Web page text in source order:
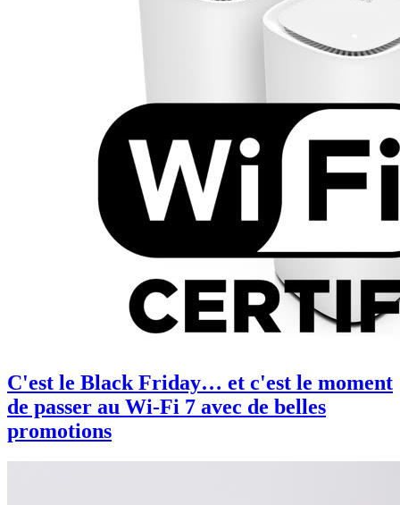
C'est le Black Friday… et c'est le moment
de passer au Wi-Fi 7 avec de belles
promotions